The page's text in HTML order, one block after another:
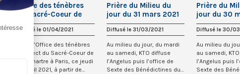
Office des ténèbres
au Sacré-Coeur de
Montmartre
Diffusé le 01/04/2021
Vivez l’Office des ténèbres
en direct du Sacré-Coeur de
Montmartre à Paris, ce jeudi
1er avril 2021, à partir de...
Prière du Milieu du
jour du 31 mars 2021
des Bénédictines du
Sacré-Coeur de
Montmartre
Diffusé le 31/03/2021
Au milieu du jour, du mardi
au samedi, KTO diffuse
l’Angelus puis l’office de
Sexte des Bénédictines du
Prière du
jour du 30
des
Sacré-
Montmartre
Diffusé le 30/
Au milieu du
au samedi,
l’Angelus puis
Sexte des